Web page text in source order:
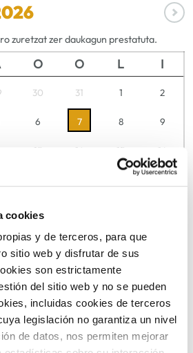
cookies
y de terceros, para que
sitio web y disfrutar de sus
son estrictamente
del sitio web y no se pueden
incluidas cookies de terceros
legislación no garantiza un nivel
de datos, nos permiten mejorar
zuretzat zer daukagun prestatuta.
O O L I
30 31 1 2
6 7 8 9
13 14 15 16
3 4 5